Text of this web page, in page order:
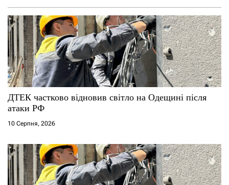
ДТЕК частково відновив світло на Одещині після
атаки РФ
10 Серпня, 2026